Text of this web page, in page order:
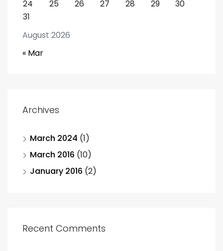
August 2026
24
25 26 27 28 29
30
31
« Mar
Archives
March 2024 (1)
March 2016 (10)
January 2016 (2)
Recent Comments